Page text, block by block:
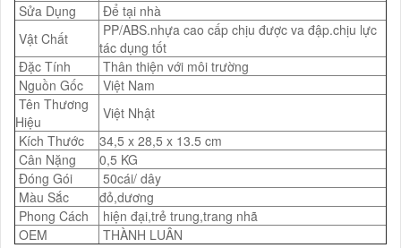
Sửa Dụng
Để tại nhà
Vật Chất
PP/ABS.nhựa cao cấp chịu được va đập.chịu lực
tác dụng tốt
Đặc Tính
Thân thiện với môi trường
Nguồn Gốc
Việt Nam
Tên Thương
Hiệu
Việt Nhật
Kích Thước
34,5 x 28,5 x 13.5 cm
Cân Nặng
0,5 KG
Đóng Gói
50cái/ dây
Màu Sắc
đỏ,dương
Phong Cách
hiện đại,trẻ trung,trang nhã
OEM
THÀNH LUÂN